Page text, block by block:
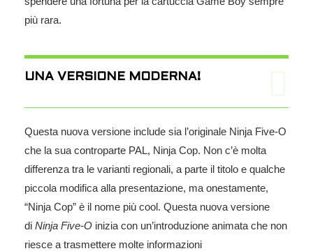
più rara.
UNA VERSIONE MODERNA!
Questa nuova versione include sia l’originale Ninja Five-O
che la sua controparte PAL, Ninja Cop. Non c’è molta
differenza tra le varianti regionali, a parte il titolo e qualche
piccola modifica alla presentazione, ma onestamente,
“Ninja Cop” è il nome più cool. Questa nuova versione
di Ninja Five-O inizia con un’introduzione animata che non
riesce a trasmettere molte informazioni